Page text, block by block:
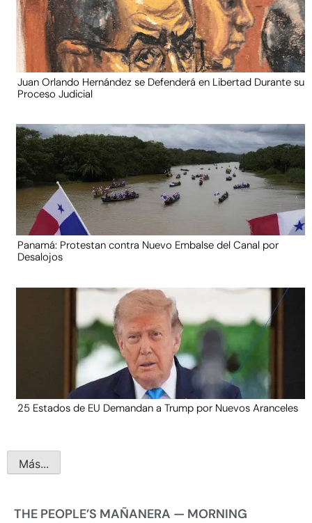
Juan Orlando Hernández se Defenderá en Libertad Durante su
Proceso Judicial
Panamá: Protestan contra Nuevo Embalse del Canal por
Desalojos
25 Estados de EU Demandan a Trump por Nuevos Aranceles
Más...
THE PEOPLE’S MAÑANERA — MORNING